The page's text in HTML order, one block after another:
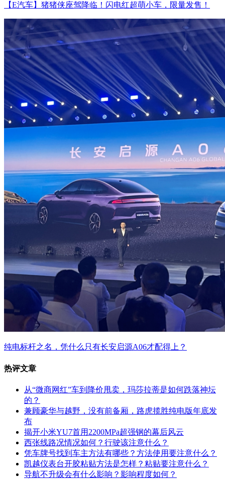
【E汽车】猪猪侠座驾降临！闪电红超萌小车，限量发售！
纯电标杆之名，凭什么只有长安启源A06才配得上？
热评文章
从“微商网红”车到降价甩卖，玛莎拉蒂是如何跌落神坛
的？
兼顾豪华与越野，没有前备厢，路虎揽胜纯电版年底发
布
揭开小米YU7首用2200MPa超强钢的幕后风云
西张线路况情况如何？行驶该注意什么？
凭车牌号找到车主方法有哪些？方法使用要注意什么？
凯越仪表台开胶粘贴方法是怎样？粘贴要注意什么？
导航不升级会有什么影响？影响程度如何？